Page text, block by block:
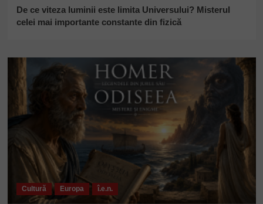
De ce viteza luminii este limita Universului? Misterul
celei mai importante constante din fizică
Cultură Europa î.e.n.